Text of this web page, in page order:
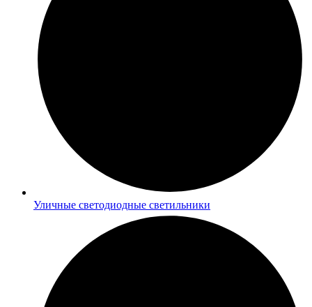
Уличные светодиодные светильники